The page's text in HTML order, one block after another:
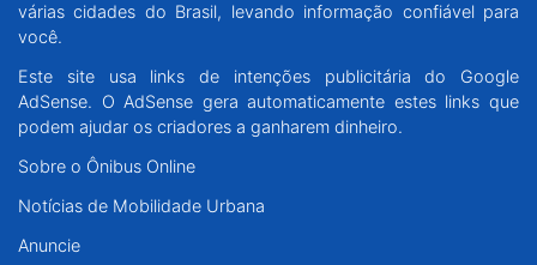
várias cidades do Brasil, levando informação confiável para
você.
Este site usa links de intenções publicitária do Google
AdSense. O AdSense gera automaticamente estes links que
podem ajudar os criadores a ganharem dinheiro.
Sobre o Ônibus Online
Notícias de Mobilidade Urbana
Anuncie